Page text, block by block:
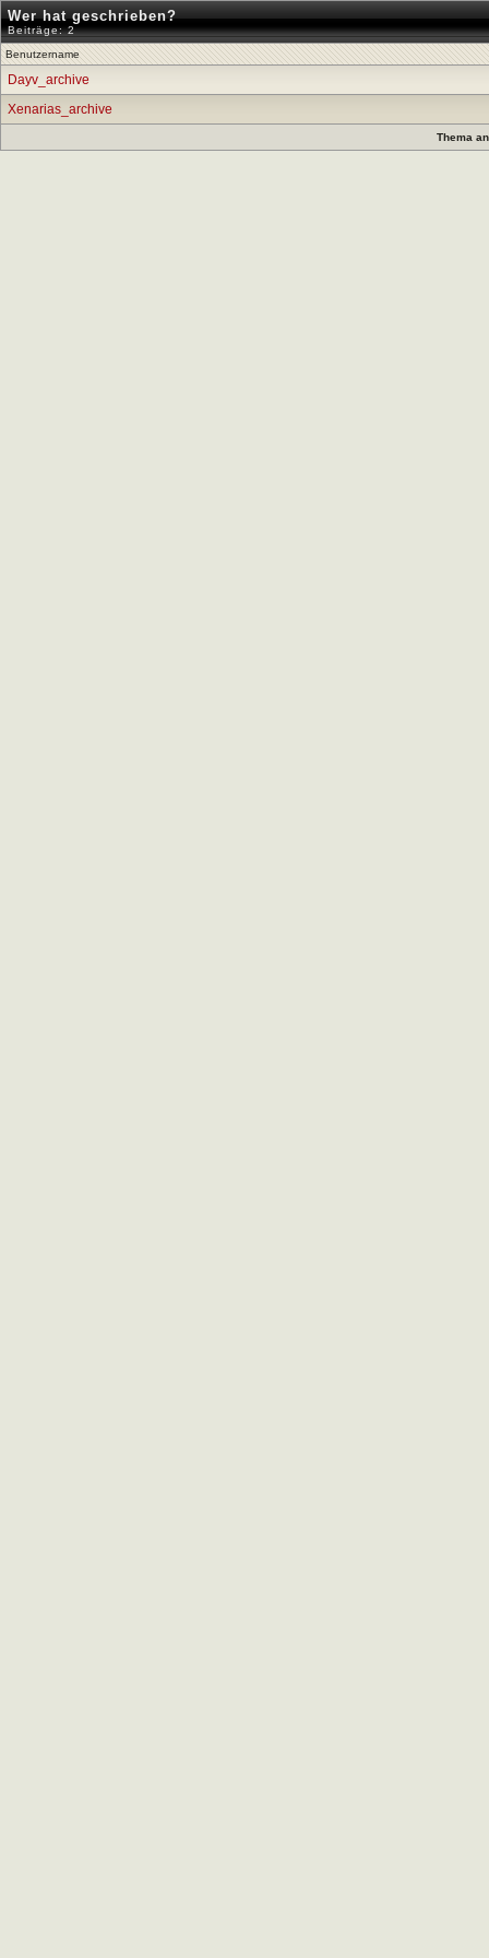
Wer hat geschrieben?
Beiträge: 2
Benutzername
Dayv_archive
Xenarias_archive
Thema